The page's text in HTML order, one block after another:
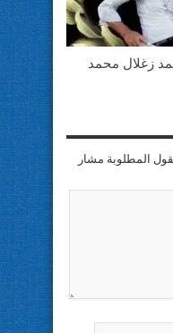
زغلال محمد
المطلوبة مشار